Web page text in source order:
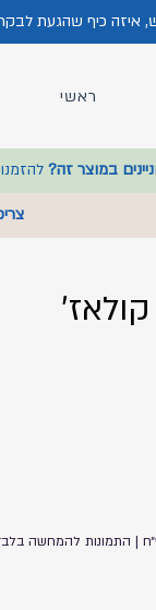
איזה כיף שהגעת
ראשי
במוצר זה? להזמנות